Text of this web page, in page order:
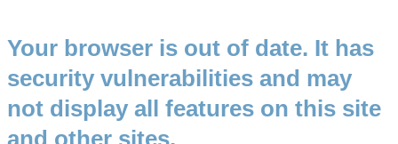
Your browser is out of date. It has
security vulnerabilities and may
not display all features on this site
and other sites.